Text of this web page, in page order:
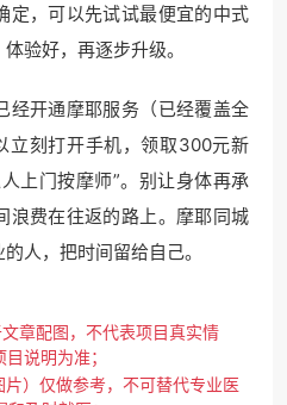
定，可以先试试最便宜的中式
验好，再逐步升级。
经开通摩耶服务（已经覆盖全
立刻打开手机，领取300元新
上门按摩师”。别让身体再承
浪费在往返的路上。摩耶同城
人，把时间留给自己。
章配图，不代表项目真实情
说明为准；
）仅做参考，不可替代专业医